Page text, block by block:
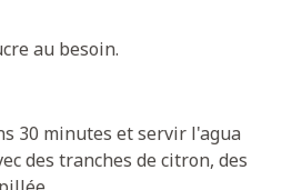
au besoin.
30 minutes et servir l'agua
des tranches de citron, des